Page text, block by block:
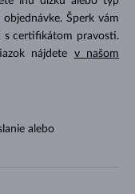
Šperk vám
s certifikátom pravosti.
nájdete v našom
alebo